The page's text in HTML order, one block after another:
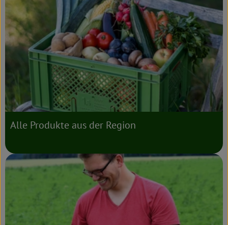
Alle Produkte aus der Region